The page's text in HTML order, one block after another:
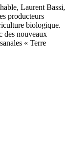
Laurent Bassi,
producteurs
biologique.
des nouveaux
« Terre